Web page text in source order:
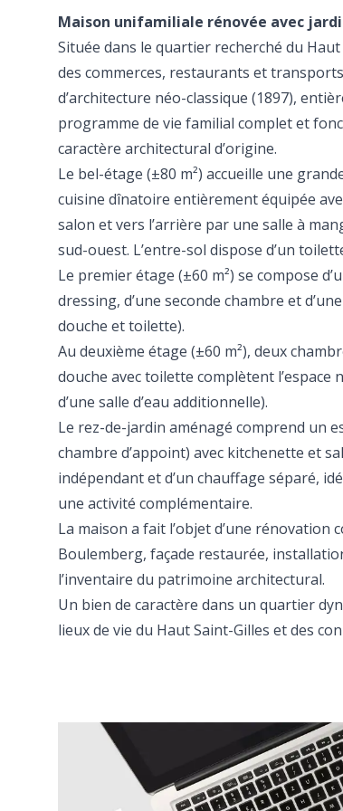
Maison unifamiliale rénovée avec
Située dans le quartier recherché du
des commerces, restaurants et
d’architecture néo-classique (1897),
programme de vie familial complet et
caractère architectural d’origine.
Le bel-étage (±80 m²) accueille une
cuisine dînatoire entièrement équipée
salon et vers l’arrière par une salle à
sud-ouest. L’entre-sol dispose d’un
Le premier étage (±60 m²) se compose
dressing, d’une seconde chambre et
douche et toilette).
Au deuxième étage (±60 m²), deux
douche avec toilette complètent
d’une salle d’eau additionnelle).
Le rez-de-jardin aménagé comprend un
chambre d’appoint) avec kitchenette et
indépendant et d’un chauffage séparé,
une activité complémentaire.
La maison a fait l’objet d’une rénovation
Boulemberg, façade restaurée,
l’inventaire du patrimoine architectural.
Un bien de caractère dans un quartier
lieux de vie du Haut Saint-Gilles et des